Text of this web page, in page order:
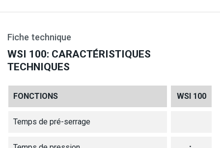
Fiche technique
WSI 100: CARACTÉRISTIQUES
TECHNIQUES
FONCTIONS WSI 100
Temps de pré-serrage